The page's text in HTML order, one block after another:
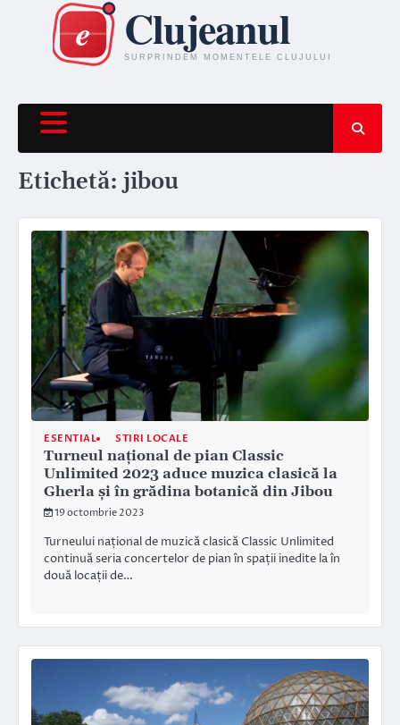
content
Etichetă:jibou
ESENTIAL STIRI LOCALE
Turneul național de pian Classic
Unlimited 2023 aduce muzica clasică la
Gherla și în grădina botanică din Jibou
19 octombrie 2023
Turneului național de muzică clasică Classic Unlimited
continuă seria concertelor de pian în spații inedite la în
două locații de…